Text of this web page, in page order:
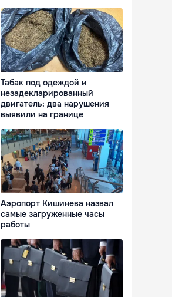
Табак под одеждой и
незадекларированный
двигатель: два нарушения
выявили на границе
Аэропорт Кишинева назвал
самые загруженные часы
работы